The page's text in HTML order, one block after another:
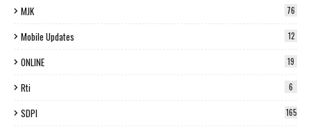
MJK 76
Mobile Updates 12
ONLINE 19
Rti 6
SDPI 165